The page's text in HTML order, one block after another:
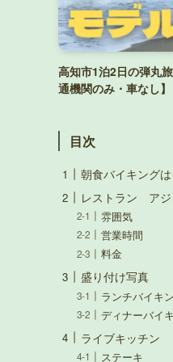
高知市1泊2日の弾丸
通機関のみ・車なし】
目次
朝食バイキング
レストラン アジ
雰囲気
営業時間
料金
盛り付け写真
ランチバイキ
ディナーバイ
ライブキッチン
ステーキ